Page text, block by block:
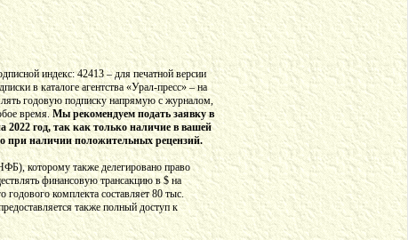
индекс: 42413 – для печатной версии
в каталоге агентства «Урал-пресс» – на
годовую подписку напрямую с журналом,
время. Мы рекомендуем подать заявку в
год, так как только наличие в вашей
при наличии положительных рецензий.
которому также делегировано право
финансовую трансакцию в $ на
комплекта составляет 80 тыс.
также полный доступ к